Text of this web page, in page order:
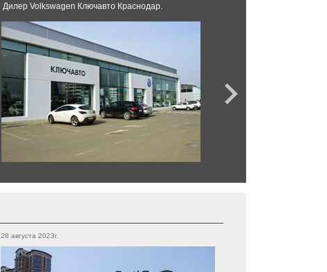
Дилер Volkswagen Ключавто Краснодар.
28 августа 2023г.